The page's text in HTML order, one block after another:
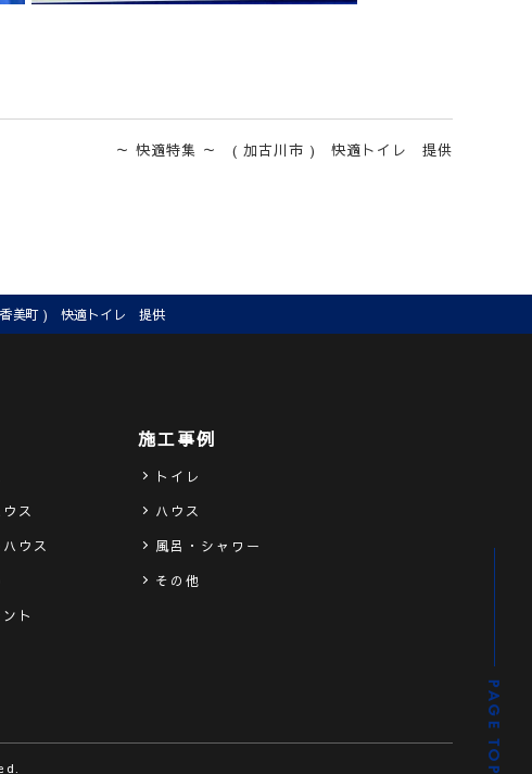
～ 快適特集 ～ ( 加古川市 ) 快適トイレ 提供
美町 ) 快適トイレ 提供
ス
ウス
ト
施工事例
トイレ
ハウス
風呂・シャワー
その他